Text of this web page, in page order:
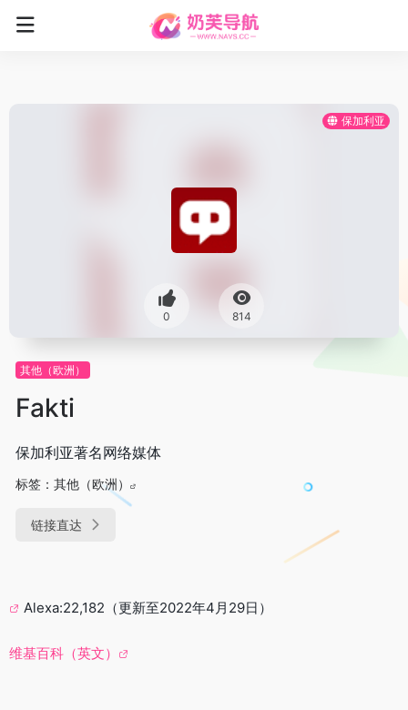
保加利亚
0 814
其他（欧洲）
Fakti
保加利亚著名网络媒体
标签： 其他（欧洲）
链接直达
Alexa:22,182（更新至2022年4月29日）
维基百科（英文）